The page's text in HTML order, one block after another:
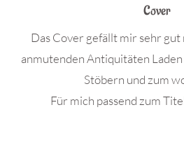
Cover
Das Cover gefällt mir sehr
anmutenden Antiquitäten
Stöbern und zum
Für mich passend zum